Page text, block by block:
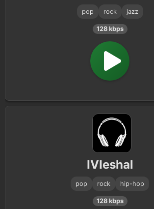
pop rock jazz
128 kbps
IVIeshal
pop rock hip-hop
128 kbps